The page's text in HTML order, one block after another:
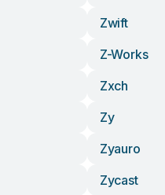
Zwift
Z-Works
Zxch
Zy
Zyauro
Zycast